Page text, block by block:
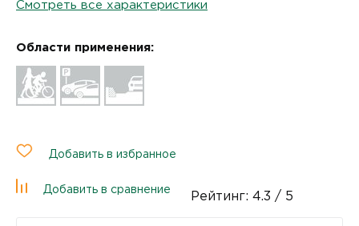
Смотреть все характеристики
Области применения:
Добавить в избранное
Добавить в сравнение
Рейтинг: 4.3 / 5